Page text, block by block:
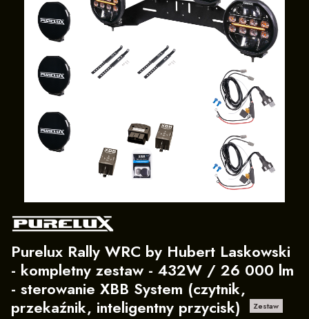
Purelux Rally WRC by Hubert Laskowski
- kompletny zestaw - 432W / 26 000 lm
- sterowanie XBB System (czytnik,
przekaźnik, inteligentny przycisk)
Zestaw